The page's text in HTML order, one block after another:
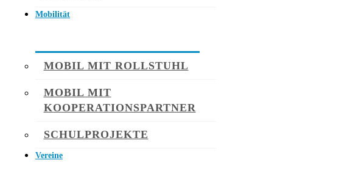
Mobilität
MOBIL MIT ROLLSTUHL
MOBIL MIT
KOOPERATIONSPARTNER
SCHULPROJEKTE
Vereine